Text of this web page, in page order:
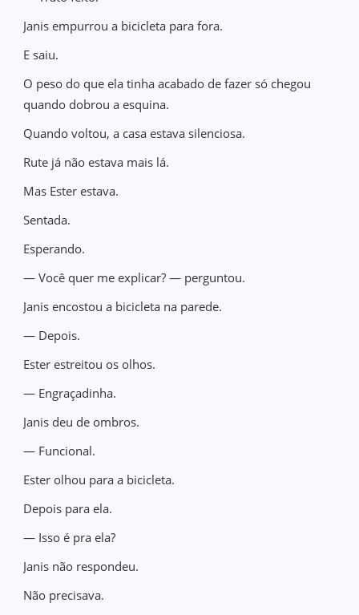
Janis empurrou a bicicleta para fora.
E saiu.
O peso do que ela tinha acabado de fazer só chegou
quando dobrou a esquina.
Quando voltou, a casa estava silenciosa.
Rute já não estava mais lá.
Mas Ester estava.
Sentada.
Esperando.
— Você quer me explicar? — perguntou.
Janis encostou a bicicleta na parede.
— Depois.
Ester estreitou os olhos.
— Engraçadinha.
Janis deu de ombros.
— Funcional.
Ester olhou para a bicicleta.
Depois para ela.
— Isso é pra ela?
Janis não respondeu.
Não precisava.